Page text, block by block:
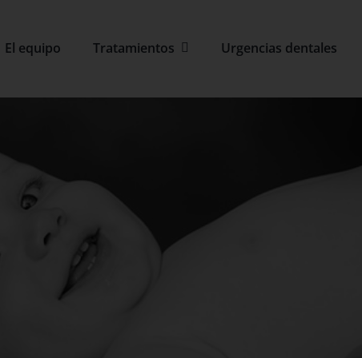
El equipo Tratamientos Urgencias dentales